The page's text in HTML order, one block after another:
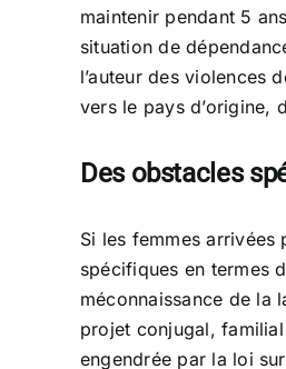
maintenir pendant 5
situation de
l’auteur des violences
vers le pays d’origine,
Des obstacles
Si les femmes
spécifiques en termes
méconnaissance de la
projet conjugal,
engendrée par la loi